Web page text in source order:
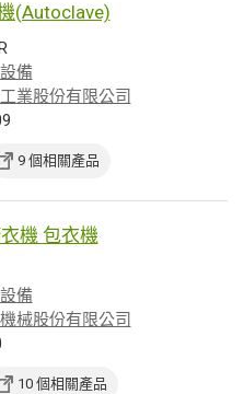
(Autoclave)
備
業股份有限公司
9 個相關產品
機 包衣機
備
械股份有限公司
10 個相關產品